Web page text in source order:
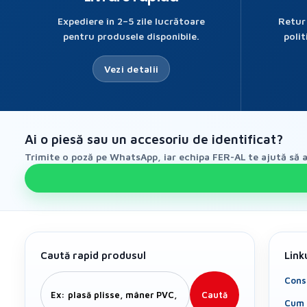
Expediere în 2–5 zile lucrătoare
pentru produsele disponibile.
Vezi detalii
Ai o piesă sau un accesoriu de identificat?
Trimite o poză pe WhatsApp, iar echipa FER-AL te ajută
Caută rapid produsul
Caută